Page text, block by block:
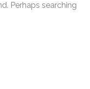
Perhaps searching